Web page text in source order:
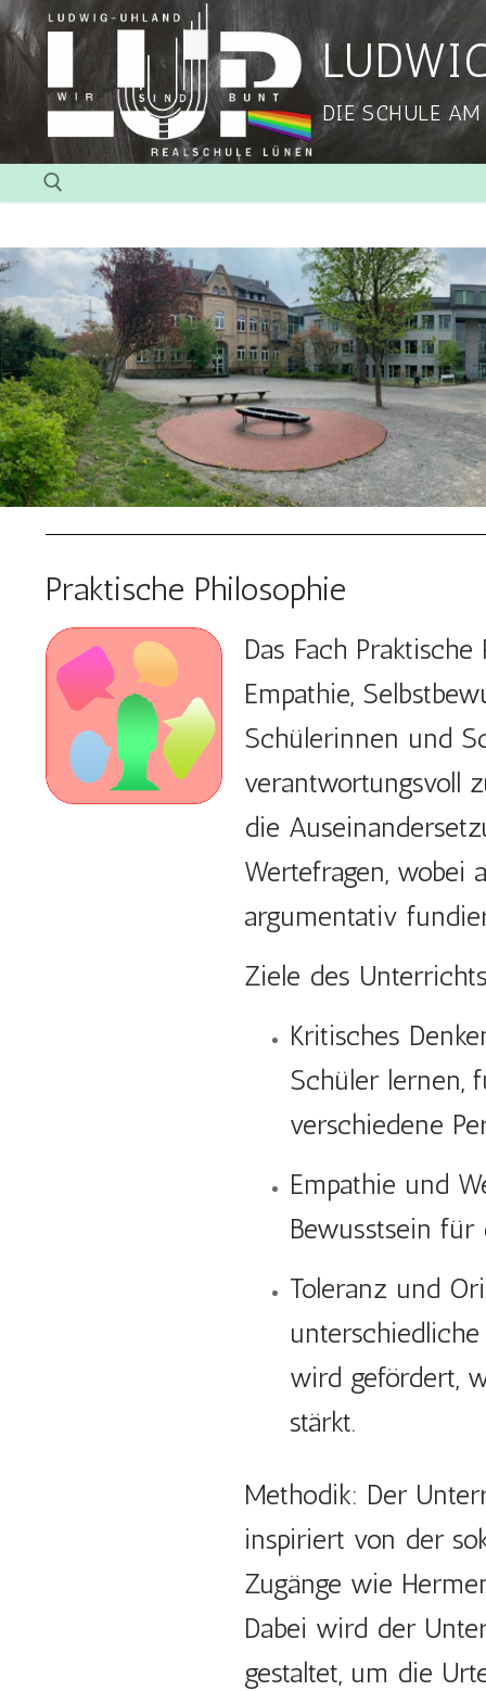
DIE SCHULE AM
Praktische Philosophie
Das Fach
Empathie,
Schülerinnen und
verantwortungsvoll
die
Wertefragen, wobei
argumentativ
Ziele des
Kritisches
Schüler lernen,
verschiedene
Empathie und
Bewusstsein für
Toleranz und
wird gefördert,
stärkt.
Methodik: Der
inspiriert von der
Zugänge wie
Dabei wird der
gestaltet, um die